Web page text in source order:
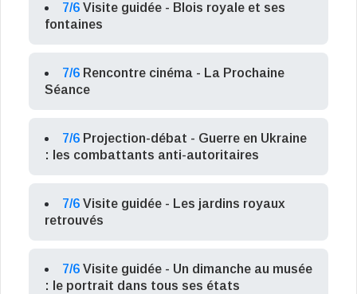
7/6 Visite guidée - Blois royale et ses
fontaines
7/6 Rencontre cinéma - La Prochaine
Séance
7/6 Projection-débat - Guerre en Ukraine
: les combattants anti-autoritaires
7/6 Visite guidée - Les jardins royaux
retrouvés
7/6 Visite guidée - Un dimanche au musée
: le portrait dans tous ses états